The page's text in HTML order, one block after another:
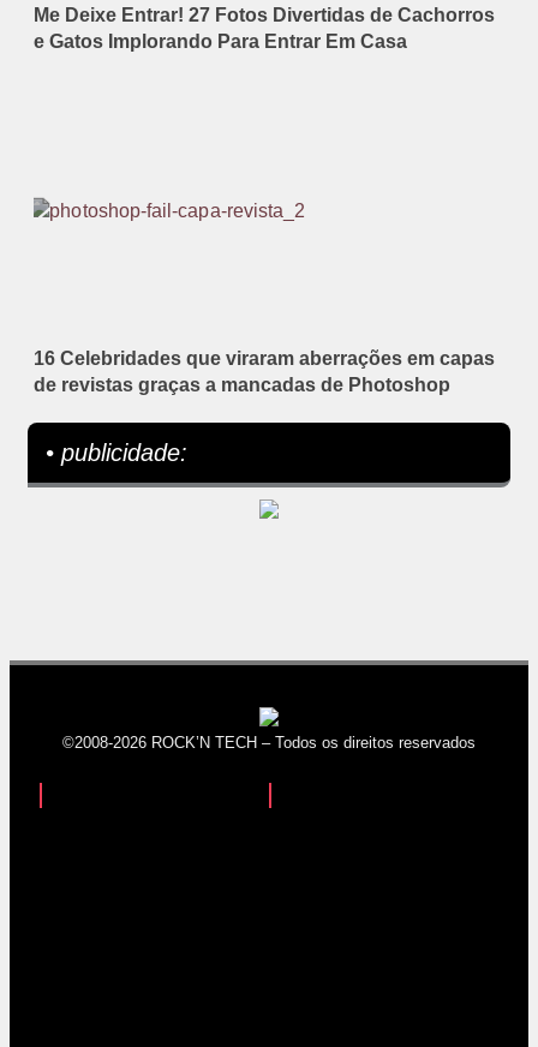
Me Deixe Entrar! 27 Fotos Divertidas de Cachorros
e Gatos Implorando Para Entrar Em Casa
16 Celebridades que viraram aberrações em capas
de revistas graças a mancadas de Photoshop
• publicidade:
©2008-2026 ROCK’N TECH – Todos os direitos reservados